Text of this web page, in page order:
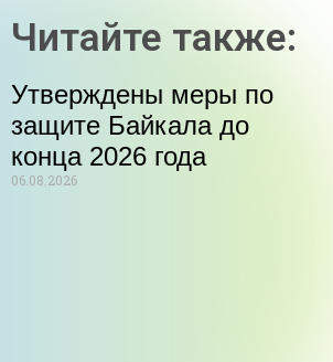
Читайте также:
Утверждены меры по
защите Байкала до
конца 2026 года
06.08.2026